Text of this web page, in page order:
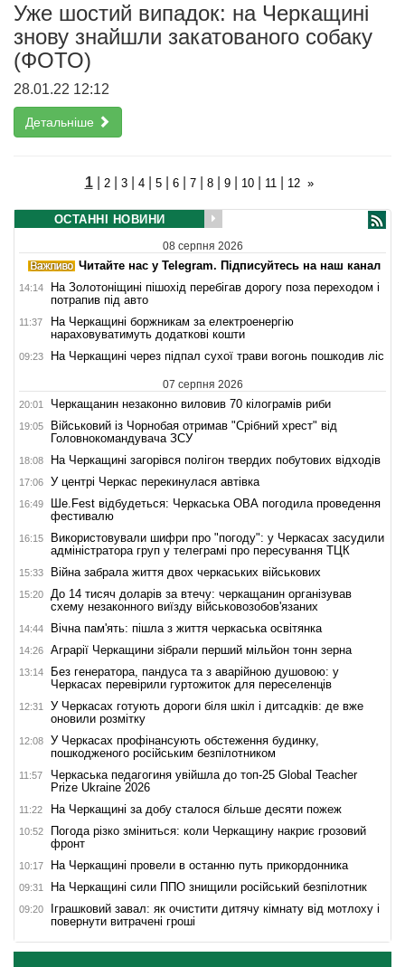
Уже шостий випадок: на Черкащині
знову знайшли закатованого собаку
(ФОТО)
28.01.22 12:12
Детальніше
1| 2| 3| 4| 5| 6| 7| 8| 9| 10| 11 12 »
ОСТАННІ НОВИНИ
08 серпня 2026
Читайте нас у Telegram. Підписуйтесь на наш канал
14:14
На Золотоніщині пішохід перебігав дорогу поза переходом і
потрапив під авто
11:37
На Черкащині боржникам за електроенергію
нараховуватимуть додаткові кошти
09:23 На Черкащині через підпал сухої трави вогонь пошкодив ліс
07 серпня 2026
20:01 Черкащанин незаконно виловив 70 кілограмів риби
19:05
Військовий із Чорнобая отримав "Срібний хрест" від
Головнокомандувача ЗСУ
18:08 На Черкащині загорівся полігон твердих побутових відходів
17:06 У центрі Черкас перекинулася автівка
16:49
Ше.Fest відбудеться: Черкаська ОВА погодила проведення
фестивалю
16:15
Використовували шифри про "погоду": у Черкасах засудили
адміністратора груп у телеграмі про пересування ТЦК
15:33 Війна забрала життя двох черкаських військових
15:20
До 14 тисяч доларів за втечу: черкащанин організував
схему незаконного виїзду військовозобов'язаних
14:44 Вічна пам'ять: пішла з життя черкаська освітянка
14:26 Аграрії Черкащини зібрали перший мільйон тонн зерна
13:14
Без генератора, пандуса та з аварійною душовою: у
Черкасах перевірили гуртожиток для переселенців
12:31
У Черкасах готують дороги біля шкіл і дитсадків: де вже
оновили розмітку
12:08
У Черкасах профінансують обстеження будинку,
пошкодженого російським безпілотником
11:57
Черкаська педагогиня увійшла до топ-25 Global Teacher
Prize Ukraine 2026
11:22 На Черкащині за добу сталося більше десяти пожеж
10:52
Погода різко зміниться: коли Черкащину накриє грозовий
фронт
10:17 На Черкащині провели в останню путь прикордонника
09:31 На Черкащині сили ППО знищили російський безпілотник
09:20
Іграшковий завал: як очистити дитячу кімнату від мотлоху і
повернути витрачені гроші